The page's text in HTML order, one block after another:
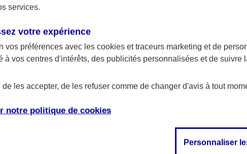
Fermer le menu principal
services.
votre expérience
vos préférences avec les cookies et traceurs marketing et de
à vos centres d'intérêts, des publicités personnalisées et de suivre
les accepter, de les refuser comme de changer d'avis à tout
notre politique de cookies
Personnaliser